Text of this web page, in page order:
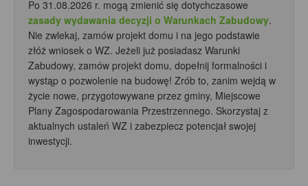
Po 31.08.2026 r. mogą zmienić się dotychczasowe
zasady wydawania decyzji o Warunkach Zabudowy.
Nie zwlekaj, zamów projekt domu i na jego podstawie
złóż wniosek o WZ. Jeżeli już posiadasz Warunki
Zabudowy, zamów projekt domu, dopełnij formalności i
wystąp o pozwolenie na budowę! Zrób to, zanim wejdą w
życie nowe, przygotowywane przez gminy, Miejscowe
Plany Zagospodarowania Przestrzennego. Skorzystaj z
aktualnych ustaleń WZ i zabezpiecz potencjał swojej
inwestycji.